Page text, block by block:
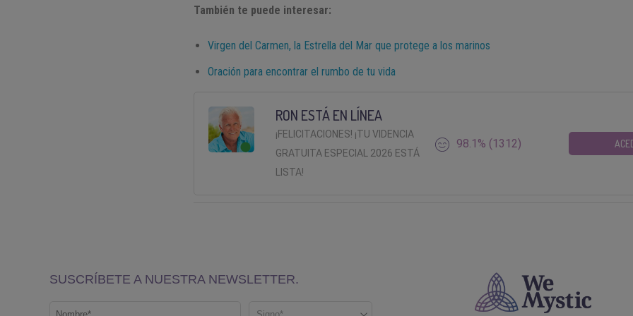
También te puede interesar:
Virgen del Carmen, la Estrella del Mar que protege a los marinos
Oración para encontrar el rumbo de tu vida
RON ESTÁ EN LÍNEA
¡FELICITACIONES! ¡TU VIDENCIA
GRATUITA ESPECIAL 2026 ESTÁ
LISTA!
98.1% (1312)